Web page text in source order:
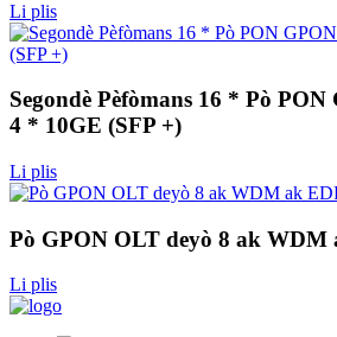
Li plis
Segondè Pèfòmans 16 * Pò
4 * 10GE (SFP +)
Li plis
Pò GPON OLT deyò 8 ak WDM
Li plis